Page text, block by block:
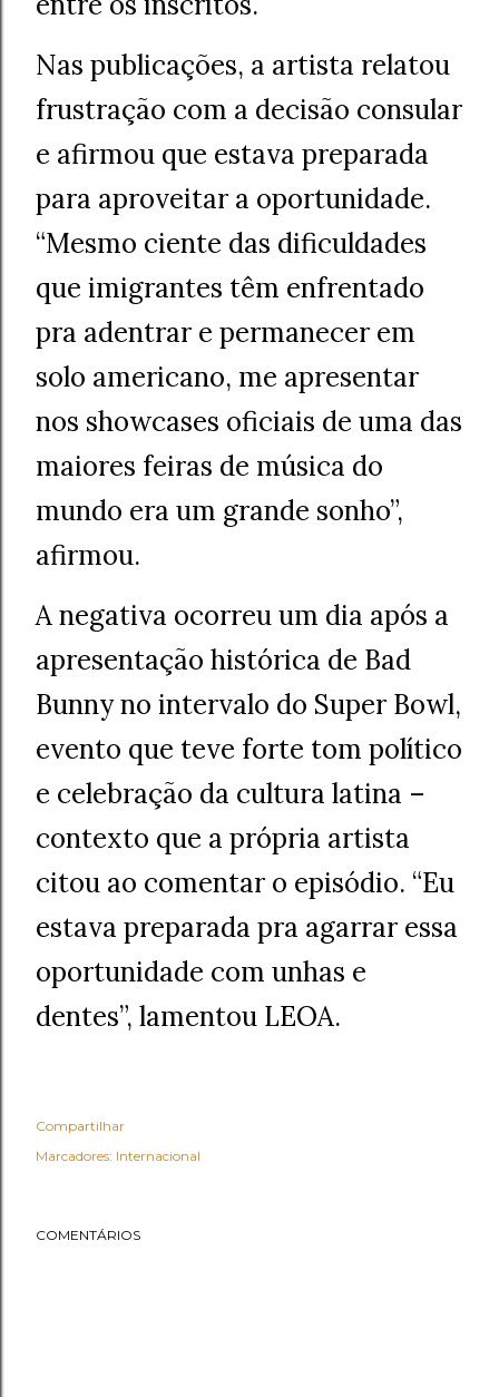
Nas publicações, a artista relatou
frustração com a decisão consular
e afirmou que estava preparada
para aproveitar a oportunidade.
“Mesmo ciente das dificuldades
que imigrantes têm enfrentado
pra adentrar e permanecer em
solo americano, me apresentar
nos showcases oficiais de uma das
maiores feiras de música do
mundo era um grande sonho”,
afirmou.
A negativa ocorreu um dia após a
apresentação histórica de Bad
Bunny no intervalo do Super Bowl,
evento que teve forte tom político
e celebração da cultura latina –
contexto que a própria artista
citou ao comentar o episódio. “Eu
estava preparada pra agarrar essa
oportunidade com unhas e
dentes”, lamentou LEOA.
Compartilhar
Marcadores: Internacional
COMENTÁRIOS